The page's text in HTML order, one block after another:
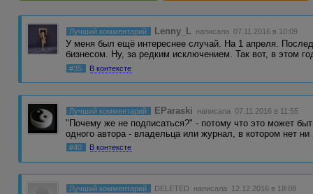
Лучший комментарий Lenny_L написала 07.11.2016 в 10:09
У меня был ещё интереснее случай. На 1 апреля.
бизнесом. Ну, за редким исключением. Так вот, в этом
#35 В контексте
Лучший комментарий EParaski написала 07.11.2016 в 11:55
"Почему же не подписаться?" - потому что это может
одного автора - владельца или журнал, в котором нет ни
#40 В контексте
Лучший комментарий DELETED написала 12.12.2016 в 18:08